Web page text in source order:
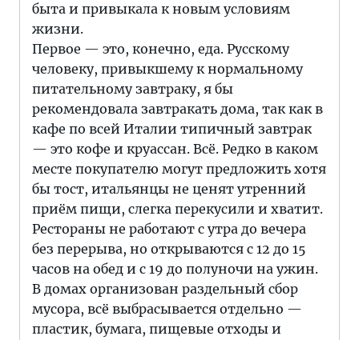
быта и привыкала к новым условиям
жизни.
Первое — это, конечно, еда. Русскому
человеку, привыкшему к нормальному
питательному завтраку, я бы
рекомендовала завтракать дома, так как в
кафе по всей Италии типичный завтрак
— это кофе и круассан. Всё. Редко в каком
месте покупателю могут предложить хотя
бы тост, итальянцы не ценят утренний
приём пищи, слегка перекусили и хватит.
Рестораны не работают с утра до вечера
без перерыва, но открываются с 12 до 15
часов на обед и с 19 до полуночи на ужин.
В домах организован раздельный сбор
мусора, всё выбрасывается отдельно —
пластик, бумага, пищевые отходы и